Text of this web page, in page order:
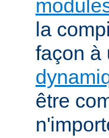
la
façon à
être